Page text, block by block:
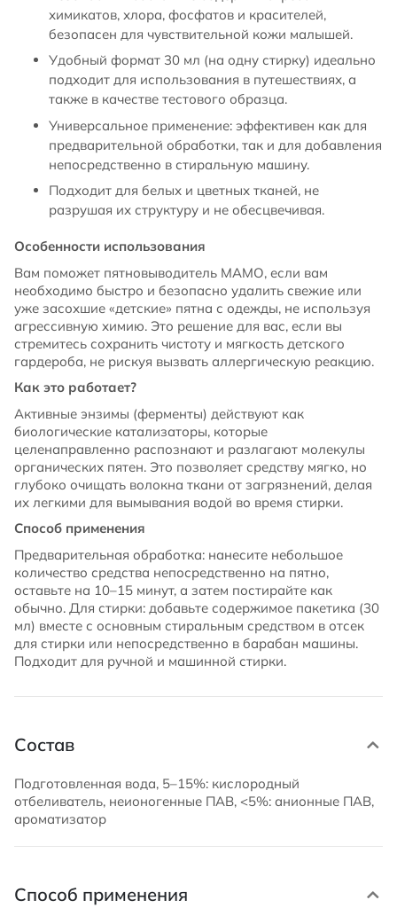
химикатов, хлора, фосфатов и красителей,
безопасен для чувствительной кожи малышей.
Удобный формат 30 мл (на одну стирку) идеально
подходит для использования в путешествиях, а
также в качестве тестового образца.
Универсальное применение: эффективен как для
предварительной обработки, так и для добавления
непосредственно в стиральную машину.
Подходит для белых и цветных тканей, не
разрушая их структуру и не обесцвечивая.
Особенности использования
Вам поможет пятновыводитель МАМО, если вам
необходимо быстро и безопасно удалить свежие или
уже засохшие «детские» пятна с одежды, не используя
агрессивную химию. Это решение для вас, если вы
стремитесь сохранить чистоту и мягкость детского
гардероба, не рискуя вызвать аллергическую реакцию.
Как это работает?
Активные энзимы (ферменты) действуют как
биологические катализаторы, которые
целенаправленно распознают и разлагают молекулы
органических пятен. Это позволяет средству мягко, но
глубоко очищать волокна ткани от загрязнений, делая
их легкими для вымывания водой во время стирки.
Способ применения
Предварительная обработка: нанесите небольшое
количество средства непосредственно на пятно,
оставьте на 10–15 минут, а затем постирайте как
обычно. Для стирки: добавьте содержимое пакетика (30
мл) вместе с основным стиральным средством в отсек
для стирки или непосредственно в барабан машины.
Подходит для ручной и машинной стирки.
Состав
Подготовленная вода, 5–15%: кислородный
отбеливатель, неионогенные ПАВ, <5%: анионные ПАВ,
ароматизатор
Способ применения